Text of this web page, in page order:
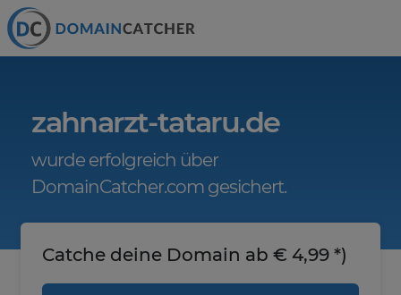
zahnarzt-tataru.de
wurde erfolgreich über
DomainCatcher.com gesichert.
Catche deine Domain ab € 4,99 *)